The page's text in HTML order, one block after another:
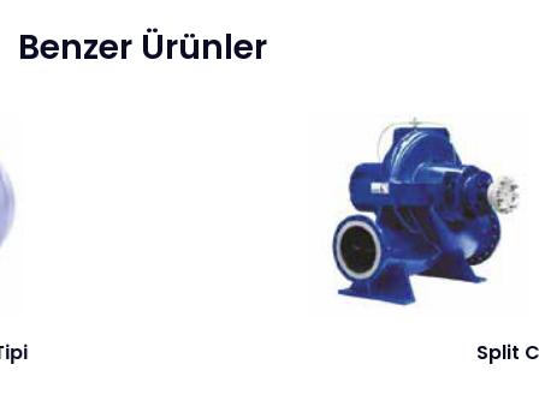
Benzer Ürünler
Split Case